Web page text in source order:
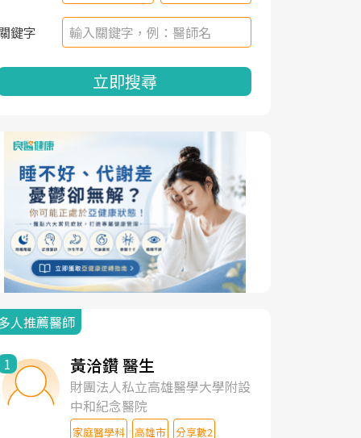
鍵字
立即搜尋
人推薦醫師
1 黃洽鑽 醫生
財團法人私立高雄醫學大學附設
中和紀念醫院
家庭醫學科 高雄市 分享數2